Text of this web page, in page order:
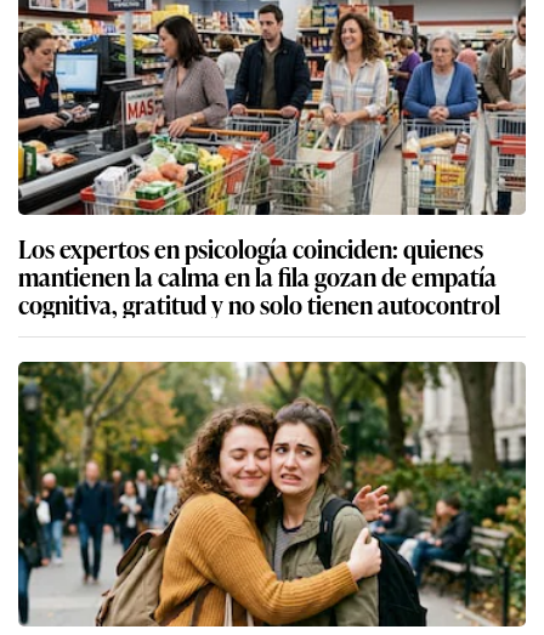
Los expertos en psicología coinciden: quienes
mantienen la calma en la fila gozan de empatía
cognitiva, gratitud y no solo tienen autocontrol